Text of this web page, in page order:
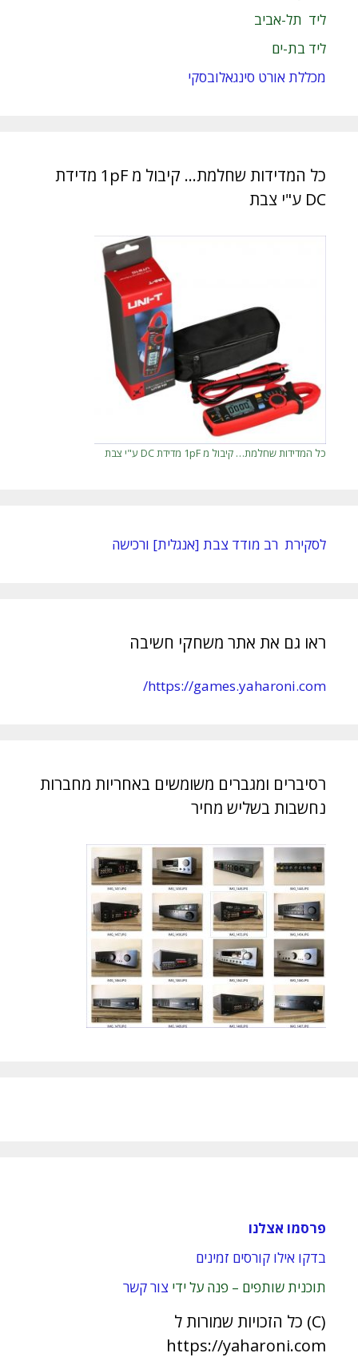
ליד תל-אביב
ליד בת-ים
מכללת אורט סינגאלובסקי
כל המדידות שחלמת… קיבול מ 1pF מדידת
DC ע"י צבת
כל המדידות שחלמת… קיבול מ 1pF מדידת DC ע"י צבת
לסקירת רב מודד צבת [אנגלית] ורכישה
ראו גם את אתר משחקי חשיבה
https://games.yaharoni.com/
רסיברים ומגברים משומשים באחריות מחברות
נחשבות בשליש מחיר
פרסמו אצלנו
בדקו אילו קורסים זמינים
תוכנית שותפים – פנה על ידי צור קשר
(C) כל הזכויות שמורות ל
https://yaharoni.com